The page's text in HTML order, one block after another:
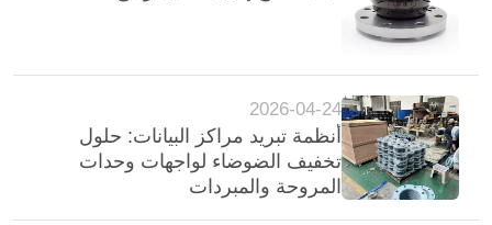
2026-04-24
أنظمة تبريد مراكز البيانات: حلول
تخفيف الضوضاء لواجهات وحدات
المروحة والمبردات